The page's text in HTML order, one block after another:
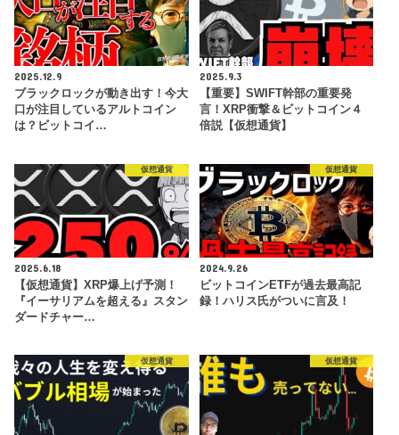
2025.12.9
ブラックロックが動き出す！今大
口が注目しているアルトコイン
は？ビットコイ…
2025.9.3
【重要】SWIFT幹部の重要発
言！XRP衝撃＆ビットコイン４
倍説【仮想通貨】
仮想通貨
2025.6.18
【仮想通貨】XRP爆上げ予測！
『イーサリアムを超える』スタン
ダードチャー…
仮想通貨
2024.9.26
ビットコインETFが過去最高記
録！ハリス氏がついに言及！
仮想通貨 仮想通貨